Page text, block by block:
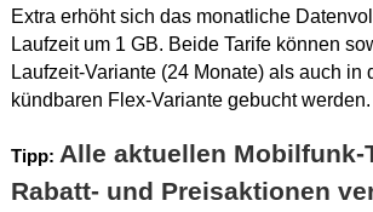
Extra erhöht sich das monatliche
Laufzeit um 1 GB. Beide Tarife können
Laufzeit-Variante (24 Monate) als auch in
kündbaren Flex-Variante gebucht werden.
Tipp: Alle aktuellen Mobilfunk-
Rabatt- und Preisaktionen